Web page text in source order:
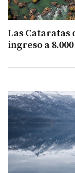
Las
ingreso a